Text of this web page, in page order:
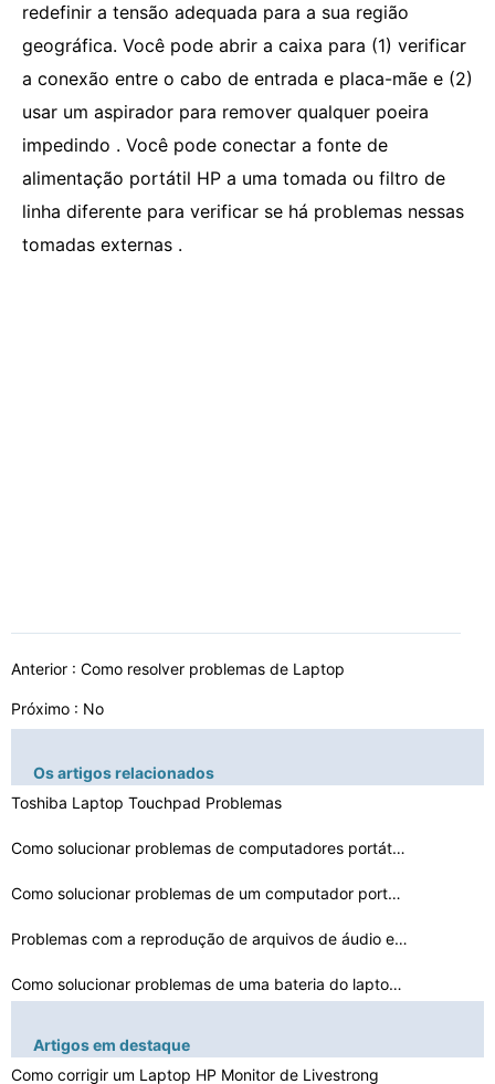
redefinir a tensão adequada para a sua região
geográfica. Você pode abrir a caixa para (1) verificar
a conexão entre o cabo de entrada e placa-mãe e (2)
usar um aspirador para remover qualquer poeira
impedindo . Você pode conectar a fonte de
alimentação portátil HP a uma tomada ou filtro de
linha diferente para verificar se há problemas nessas
tomadas externas .
Anterior : Como resolver problemas de Laptop
Próximo : No
Os artigos relacionados
Toshiba Laptop Touchpad Problemas
Como solucionar problemas de computadores portáteis To…
Como solucionar problemas de um computador portátil qu…
Problemas com a reprodução de arquivos de áudio em u…
Como solucionar problemas de uma bateria do laptop Dell…
Artigos em destaque
Como corrigir um Laptop HP Monitor de Livestrong